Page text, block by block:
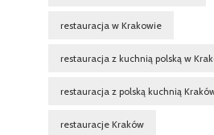
restauracja w Krakowie
restauracja z kuchnią polską w
restauracja z polską kuchnią
restauracje Kraków